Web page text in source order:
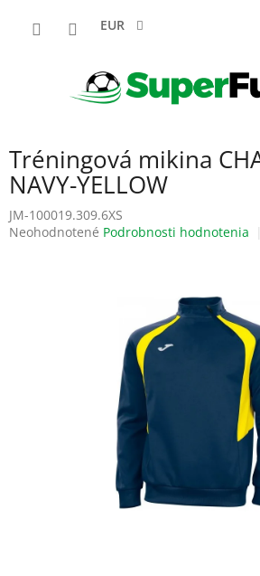
EUR
Tréningová mikina
NAVY-YELLOW
JM-100019.309.6XS
Priemerné
Neohodnotené Podrobnosti hodnotenia